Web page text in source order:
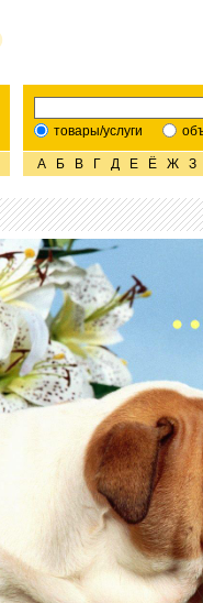
товары/услуги
А Б В Г Д Е Ё Ж З